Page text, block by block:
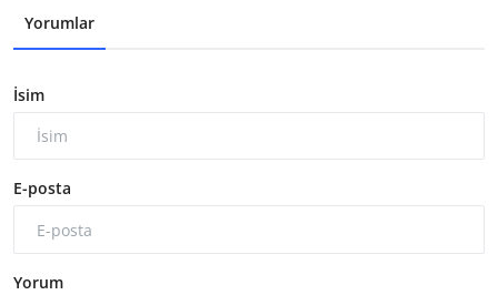
Yorumlar
İsim
E-posta
Yorum